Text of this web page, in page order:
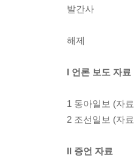
발간사
해제
I 언론 보도 자료
1 동아일보 (자료
2 조선일보 (자료
II 증언 자료